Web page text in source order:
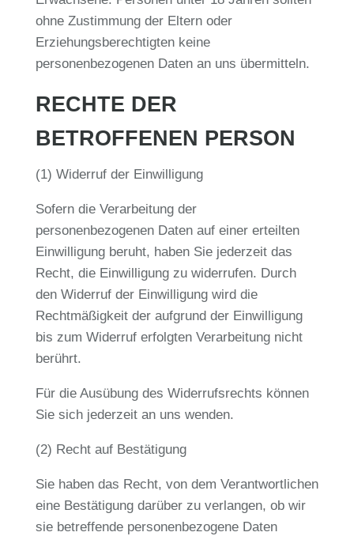
ohne Zustimmung der Eltern oder
Erziehungsberechtigten keine
personenbezogenen Daten an uns übermitteln.
RECHTE DER
BETROFFENEN PERSON
(1) Widerruf der Einwilligung
Sofern die Verarbeitung der
personenbezogenen Daten auf einer erteilten
Einwilligung beruht, haben Sie jederzeit das
Recht, die Einwilligung zu widerrufen. Durch
den Widerruf der Einwilligung wird die
Rechtmäßigkeit der aufgrund der Einwilligung
bis zum Widerruf erfolgten Verarbeitung nicht
berührt.
Für die Ausübung des Widerrufsrechts können
Sie sich jederzeit an uns wenden.
(2) Recht auf Bestätigung
Sie haben das Recht, von dem Verantwortlichen
eine Bestätigung darüber zu verlangen, ob wir
sie betreffende personenbezogene Daten